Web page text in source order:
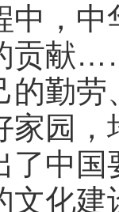
中，
贡献
的勤
家园，
了中
文化